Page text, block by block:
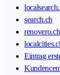
search.ch
renovero.ch
Eintrag